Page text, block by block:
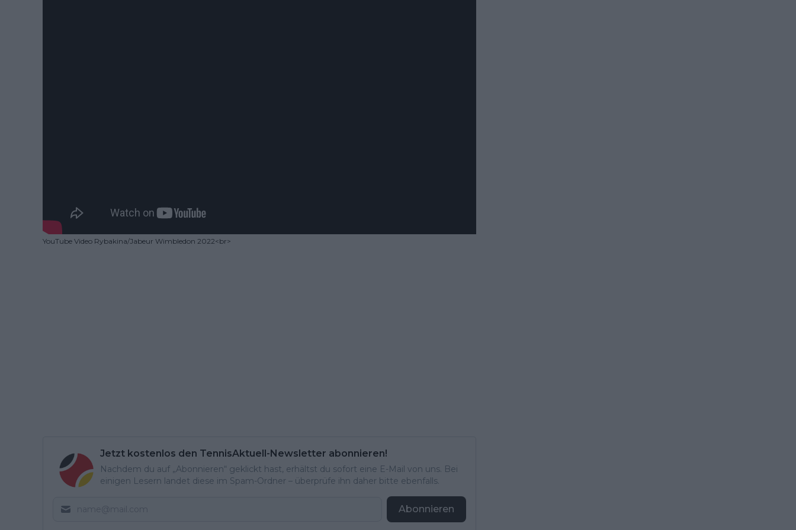
YouTube Video Rybakina/Jabeur Wimbledon 2022<br>
Jetzt kostenlos den TennisAktuell-Newsletter abonnieren!
Nachdem du auf „Abonnieren“ geklickt hast, erhältst du sofort eine E-Mail von uns. Bei
einigen Lesern landet diese im Spam-Ordner – überprüfe ihn daher bitte ebenfalls.
Abonnieren